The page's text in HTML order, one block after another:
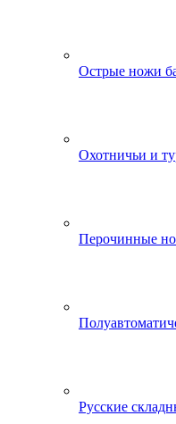
Острые ножи
Охотничьи и
Перочинные
Русские